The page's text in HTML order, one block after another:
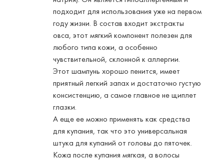
подходит для использования уже на первом
году жизни. В состав входит экстракты
овса, этот мягкий компонент полезен для
любого типа кожи, а особенно
чувствительной, склонной к аллергии.
Этот шампунь хорошо пенится, имеет
приятный легкий запах и достаточно густую
консистенцию, а самое главное не щиплет
глазки.
А еще ее можно применять как средства
для купания, так что это универсальная
штука для купаний от головы до пяточек.
Кожа после купания мягкая, а волосы